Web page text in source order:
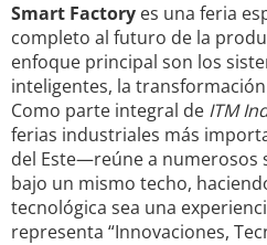
Smart Factory es una feria
completo al futuro de la
enfoque principal son los
inteligentes, la
Como parte integral de ITM
ferias industriales más
del Este—reúne a numerosos
bajo un mismo techo,
tecnológica sea una
representa “Innovaciones,